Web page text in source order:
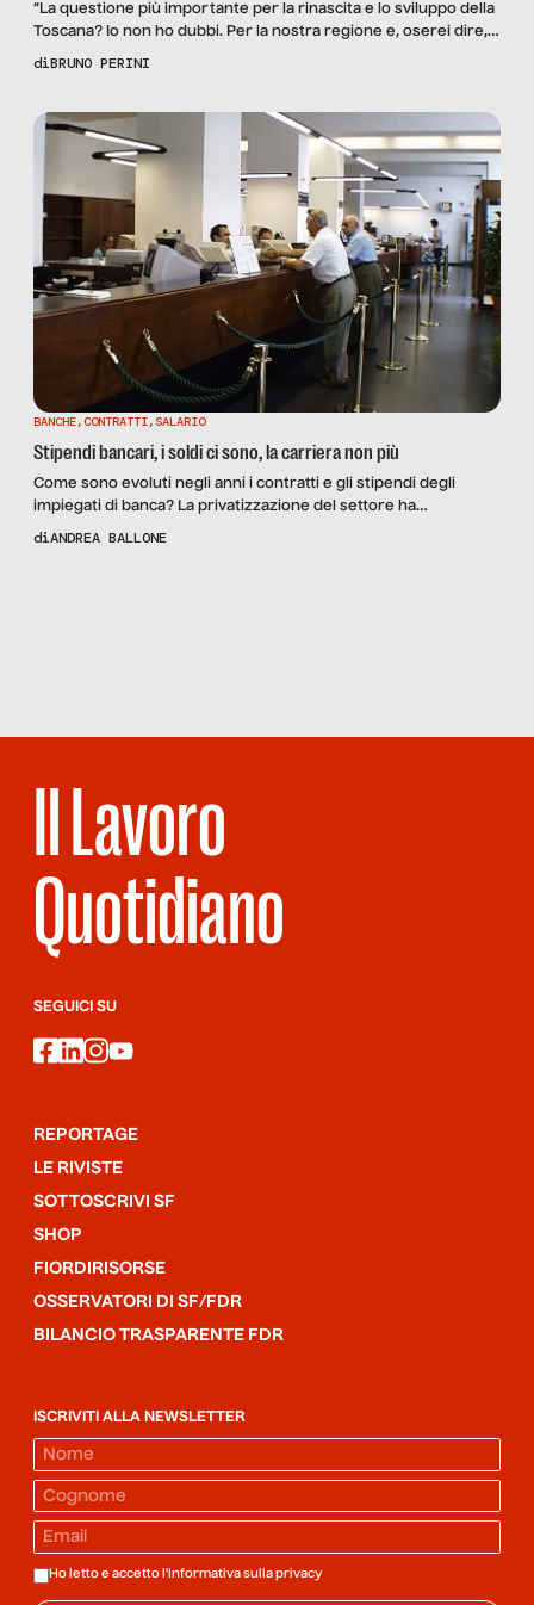
“La questione più importante per la rinascita e lo sviluppo della
Toscana? Io non ho dubbi. Per la nostra regione e, oserei dire,
per l’intero Paese, la questione cruciale è quella delle
blocco delle infrastrutture […]
diBRUNO PERINI
BANCHE,CONTRATTI, SALARIO
Stipendi bancari, i soldi ci sono, la carriera non più
Come sono evoluti negli anni i contratti e gli stipendi degli
impiegati di banca? La privatizzazione del settore ha
comportato delle strette di cui pochi sono a conoscenza. Ne
diANDREA BALLONE
Il Lavoro
Quotidiano
SEGUICI SU
facebook
linkedin
instagram
youtube
REPORTAGE
LE RIVISTE
SOTTOSCRIVI SF
SHOP
FIORDIRISORSE
OSSERVATORI DI SF/FDR
BILANCIO TRASPARENTE FDR
ISCRIVITI ALLA NEWSLETTER
Ho letto e accetto l'informativa sulla privacy